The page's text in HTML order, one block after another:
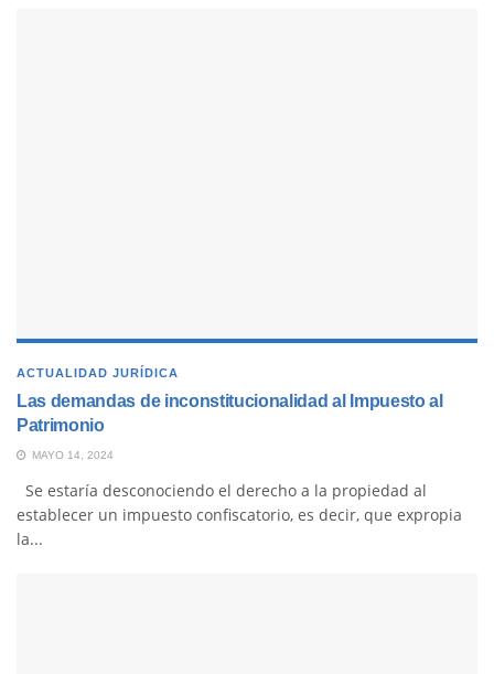
ACTUALIDAD JURÍDICA
Las demandas de inconstitucionalidad al Impuesto al
Patrimonio
MAYO 14, 2024
Se estaría desconociendo el derecho a la propiedad al
establecer un impuesto confiscatorio, es decir, que expropia
la...